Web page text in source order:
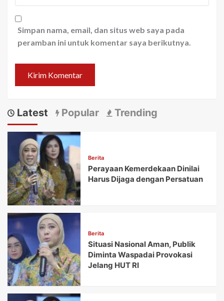
Simpan nama, email, dan situs web saya pada
peramban ini untuk komentar saya berikutnya.
Latest Popular Trending
Berita
Perayaan Kemerdekaan Dinilai
Harus Dijaga dengan Persatuan
Berita
Situasi Nasional Aman, Publik
Diminta Waspadai Provokasi
Jelang HUT RI